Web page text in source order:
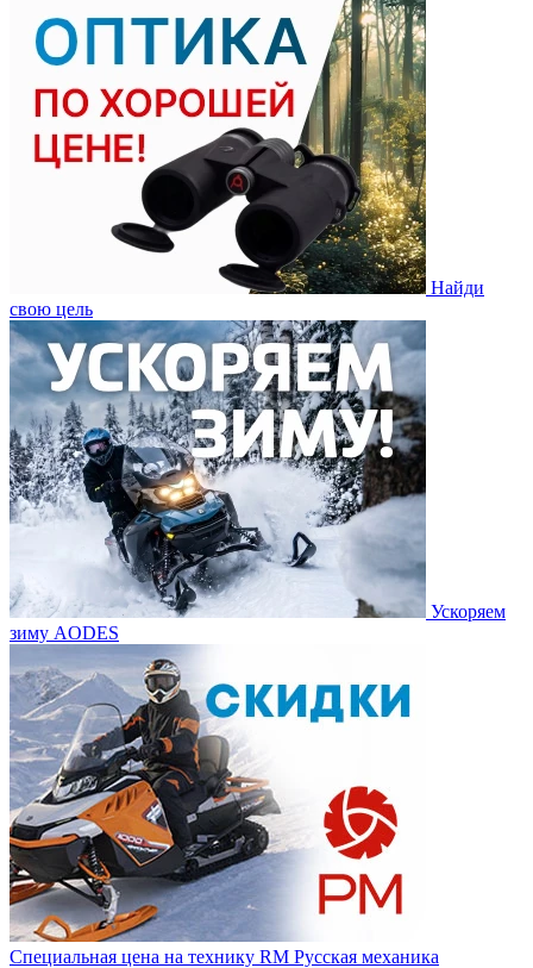
Найди
свою цель
Ускоряем
зиму AODES
Специальная цена на технику RM Русская механика